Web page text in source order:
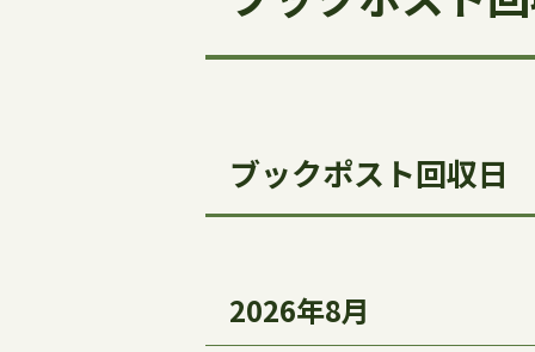
ブックポスト回収日
2026年8月